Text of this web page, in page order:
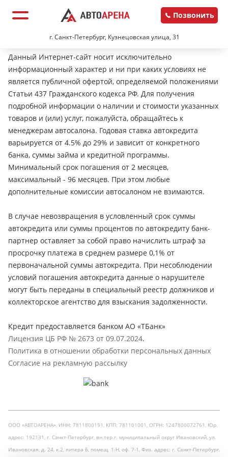
г. Санкт-Петербург, Кузнецовская улица, 31
Позвонить
Данный Интернет-сайт носит исключительно
информационный характер и ни при каких условиях не
является публичной офертой, определяемой положениями
Статьи 437 Гражданского кодекса РФ. Для получения
подробной информации о наличии и стоимости указанных
товаров и (или) услуг, пожалуйста, обращайтесь к
менеджерам автосалона. Годовая ставка автокредита
варьируется от 4.5% до 29% и зависит от конкретного
банка, суммы займа и кредитной программы.
Минимальный срок погашения от 2 месяцев,
максимальный - 96 месяцев. При этом любые
дополнительные комиссии автосалоном не взимаются.
В случае невозвращения в условленный срок суммы
автокредита или суммы процентов по автокредиту банк-
партнер оставляет за собой право начислить штраф за
просрочку платежа в среднем размере 0,1% от
первоначальной суммы автокредита. При несоблюдении
условий погашения автокредита данные о нарушителе
могут быть переданы в специальный реестр должников и
коллекторское агентство для взыскания задолженности.
Кредит предоставляется банком АО «ТБанк»
Лицензия ЦБ РФ № 2673 от 09.07.2024.
Политика в отношении обработки персональных данных
Согласие на рекламную рассылку
ООО «АВТОАРЕНА», ИНН: 7811800191, КПП: 781101001, ОГРН: 1247800072761, Юр.
адрес: 192131, г. Санкт-Петербург, вн.тер.г. муниципальный округ Ивановский, ул.
Ивановская, д. 24, к.2, литера Б, помещ. 1-Н, оф. 7-1, Физ. адрес: г. Санкт-Петербург,